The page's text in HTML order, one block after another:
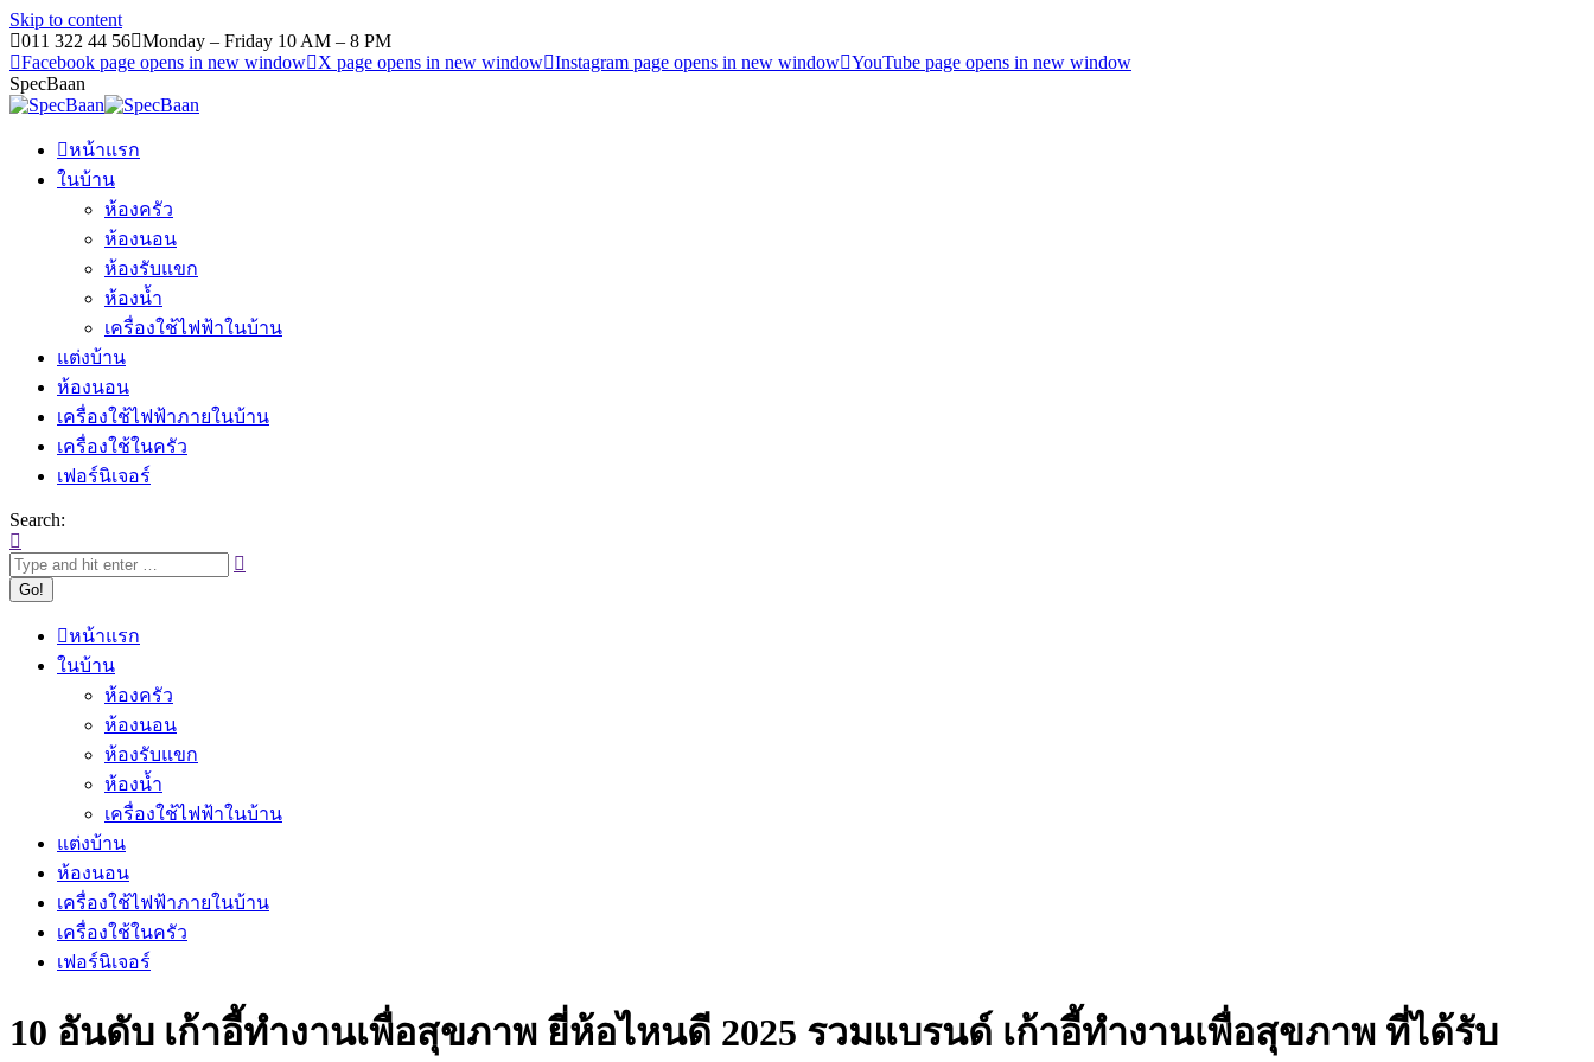
Skip to content
011 322 44 56 Monday – Friday 10 AM – 8 PM
Facebook page opens in new window
X page opens in new window Instagram page opens in new window YouTube page opens in new window
SpecBaan
หน้าแรก
ในบ้าน
ห้องครัว
ห้องนอน
ห้องรับแขก
ห้องน้ำ
เครื่องใช้ไฟฟ้าในบ้าน
แต่งบ้าน
ห้องนอน
เครื่องใช้ไฟฟ้าภายในบ้าน
เครื่องใช้ในครัว
เฟอร์นิเจอร์
Search:
หน้าแรก
ในบ้าน
ห้องครัว
ห้องนอน
ห้องรับแขก
ห้องน้ำ
เครื่องใช้ไฟฟ้าในบ้าน
แต่งบ้าน
ห้องนอน
เครื่องใช้ไฟฟ้าภายในบ้าน
เครื่องใช้ในครัว
เฟอร์นิเจอร์
10 อันดับ เก้าอี้ทำงานเพื่อสุขภาพ ยี่ห้อไหนดี 2025 รวมแบรนด์ เก้าอี้ทำงานเพื่อสุขภาพ ที่ได้รับ